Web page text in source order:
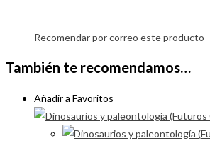
Recomendar por correo este producto
También te recomendamos…
Añadir a Favoritos